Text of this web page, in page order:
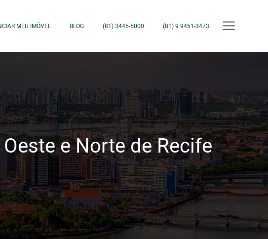
MEU IMÓVEL BLOG (81) 3445-5000 (81) 9 9451-3473
e Norte de Recife